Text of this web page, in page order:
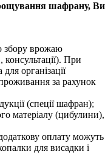
шафрану, Ви
збору врожаю
консультації). При
організації
за рахунок
(спеції шафран);
матеріалу (цибулини),
оплату можуть
для висадки і